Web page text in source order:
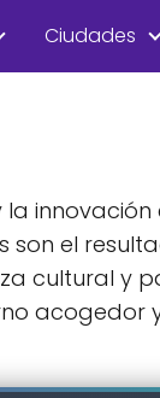
Ciudades
innovación
son el
cultural y
acogedor